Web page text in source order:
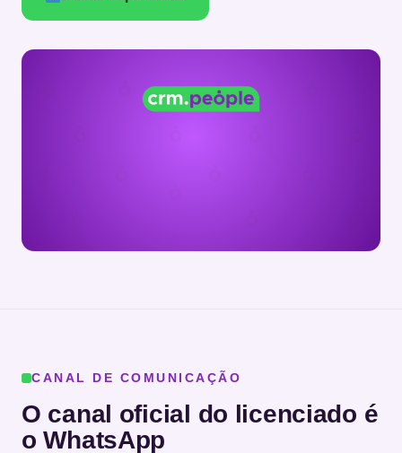
CANAL DE COMUNICAÇÃO
O canal oficial do licenciado é
o WhatsApp